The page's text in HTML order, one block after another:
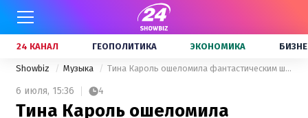
24 КАНАЛ ГЕОПОЛИТИКА ЭКОНОМИКА
Showbiz Музыка Тина Кароль ошеломила фантастическим шоу на Atlas Weekend 2021: фото и видео
6 июля, 15:36 4
Тина Кароль ошеломила